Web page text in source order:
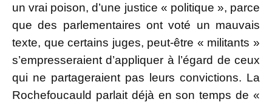
un vrai poison, d’une justice « politique », parce
que des parlementaires ont voté un mauvais
texte, que certains juges, peut-être « militants »
s’empresseraient d’appliquer à l’égard de ceux
qui ne partageraient pas leurs convictions. La
Rochefoucauld parlait déjà en son temps de «